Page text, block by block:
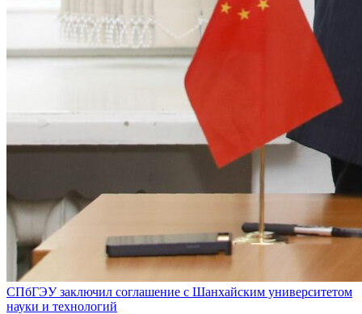
СПбГЭУ заключил соглашение с Шанхайским университетом
науки и технологий